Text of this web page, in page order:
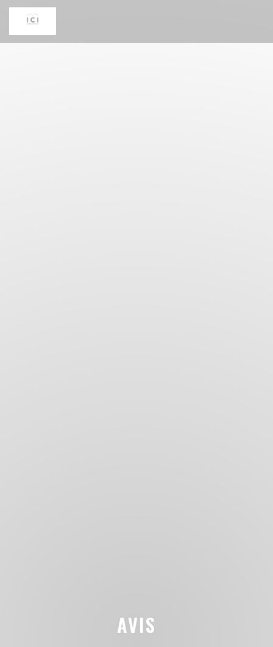
Personnalisation de vos choix en matière de cookies
AVIS